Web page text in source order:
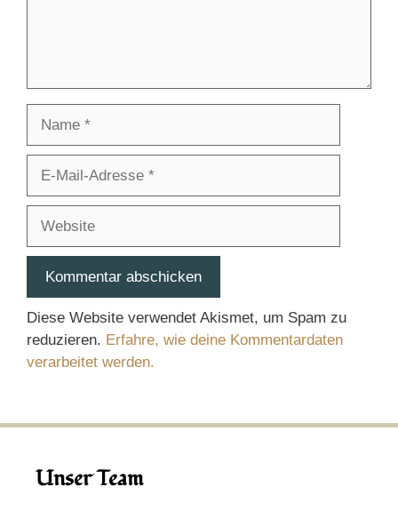
Adresse
Diese Website verwendet Akismet, um Spam zu
reduzieren. Erfahre, wie deine Kommentardaten
verarbeitet werden.
Unser Team